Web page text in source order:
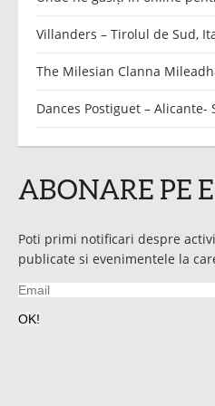
Villanders – Tirolul de Sud,
The Milesian Clanna
Dances Postiguet – Alicante-
ABONARE PE
Poti primi notificari despre
publicate si evenimentele la
Email
OK!